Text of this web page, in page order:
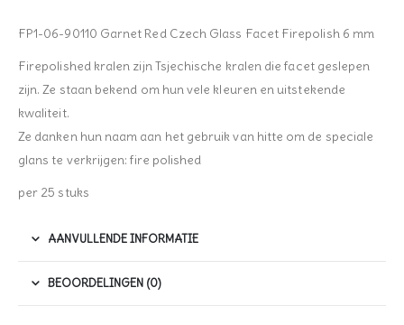
FP1-06-90110 Garnet Red Czech Glass Facet Firepolish 6 mm
Firepolished kralen zijn Tsjechische kralen die facet geslepen
zijn. Ze staan bekend om hun vele kleuren en uitstekende
kwaliteit.
Ze danken hun naam aan het gebruik van hitte om de speciale
glans te verkrijgen: fire polished
per 25 stuks
AANVULLENDE INFORMATIE
BEOORDELINGEN (0)